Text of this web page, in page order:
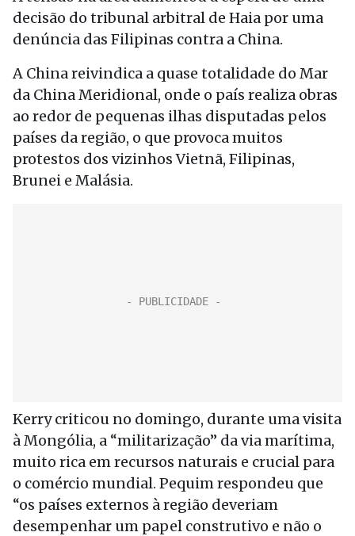
decisão do tribunal arbitral de Haia por uma
denúncia das Filipinas contra a China.
A China reivindica a quase totalidade do Mar
da China Meridional, onde o país realiza obras
ao redor de pequenas ilhas disputadas pelos
países da região, o que provoca muitos
protestos dos vizinhos Vietnã, Filipinas,
Brunei e Malásia.
Kerry criticou no domingo, durante uma visita
à Mongólia, a “militarização” da via marítima,
muito rica em recursos naturais e crucial para
o comércio mundial. Pequim respondeu que
“os países externos à região deveriam
desempenhar um papel construtivo e não o